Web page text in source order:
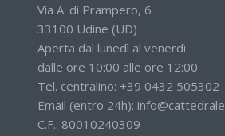
Via A. di Prampero, 6
33100 Udine (UD)
Aperta dal lunedì al venerdì
dalle ore 10:00 alle ore 12:00
Tel. centralino: +39 0432 505302
Email (entro 24h):
C.F.: 80010240309